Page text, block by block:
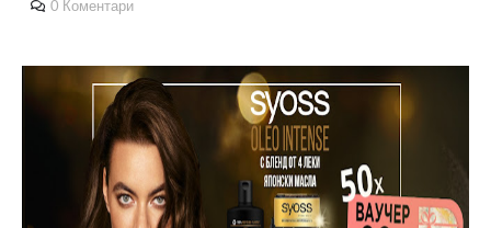
0 Коментари